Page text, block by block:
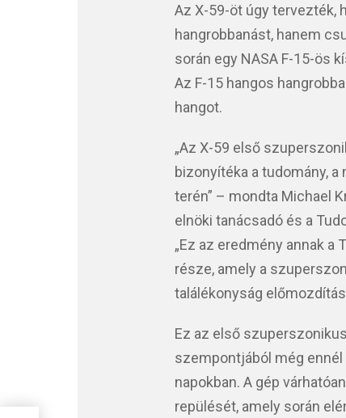
Az X-59-öt úgy tervezték,
hangrobbanást, hanem
során egy NASA F-15-ös
Az F-15 hangos
hangot.
„Az X-59 első
bizonyítéka a tudomány,
terén” – mondta Michael
elnöki tanácsadó és a
„Ez az eredmény annak
része, amely a
találékonyság
Ez az első
szempontjából még
napokban. A gép
repülését, amely során